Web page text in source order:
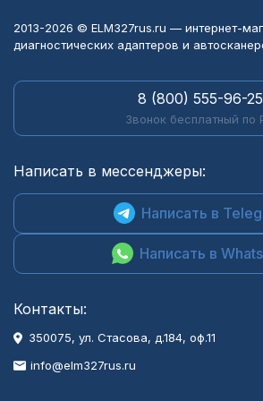
2013-2026 © ELM327rus.ru — интернет-
диагностических адаптеров и
8 (800) 555-96-25
Звонок бесплатный по
Написать в мессенджеры:
Написать в
Написать в
Контакты:
350075, ул. Стасова, д.184, оф.11
info@elm327rus.ru